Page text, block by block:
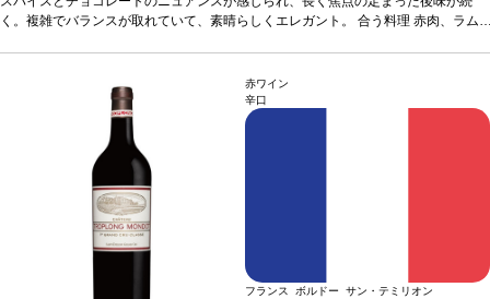
格が同様の場合は自動的に次のヴィンテージに変更されますのでご了承ください。
く。複雑でバランスが取れていて、素晴らしくエレガント。 合う料理 赤肉、ラム
格が同様の場合は自動的に次のヴィンテージに変更されますのでご了承ください。
赤ワイン
辛口
フランス ボルドー サン・テミリオン